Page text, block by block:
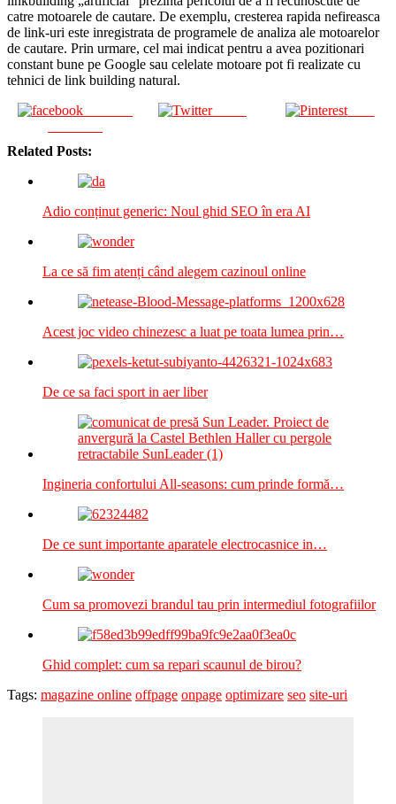
catre motoarele de cautare. De exemplu, cresterea rapida nefireasca
de link-uri este inregistrata de programele de analiza ale motoarelor
de cautare. Prin urmare, cel mai indicat pentru a avea pozitionari
constant bune pe Google sau celelate motoare pot fi realizate cu
tehnici de link building natural.
Tweet Save
Related Posts:
Adio conținut generic: Noul ghid SEO în era AI
La ce să fim atenți când alegem cazinoul online
Acest joc video chinezesc a luat pe toata lumea prin…
De ce sa faci sport in aer liber
Ingineria confortului All-seasons: cum prinde formă…
De ce sunt importante aparatele electrocasnice in…
Cum sa promovezi brandul tau prin intermediul fotografiilor
Ghid complet: cum sa repari scaunul de birou?
Tags: magazine online offpage onpage optimizare seo site-uri